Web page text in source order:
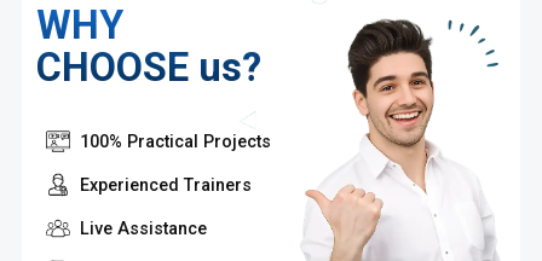
WHY
CHOOSE us?
100% Practical Projects
Experienced Trainers
Live Assistance